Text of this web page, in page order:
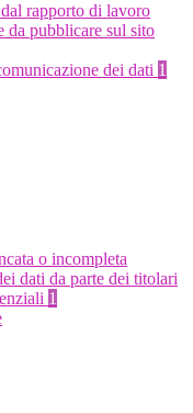
rapporto di lavoro
da pubblicare sul sito
dei dati 1
o incompleta
dati da parte dei titolari
1